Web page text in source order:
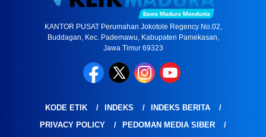
KANTOR PUSAT Perumahan Jokotole Regency No.02,
Buddagan, Kec. Pademawu, Kabupaten Pamekasan,
Jawa Timur 69323
KODE ETIK INDEKS
INDEKS BERITA
PRIVACY POLICY
PEDOMAN MEDIA SIBER